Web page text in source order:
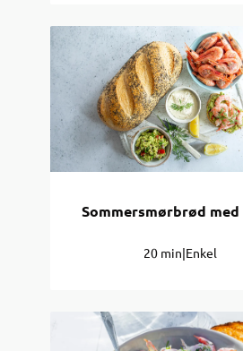
Sommersmørbrød
20 min|Enkel